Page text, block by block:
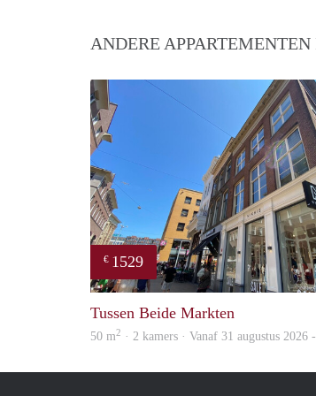
ANDERE
€ 1529
Tussen Beide Markten
50 m2 · 2 kamers · Vanaf 31 augustus 2026